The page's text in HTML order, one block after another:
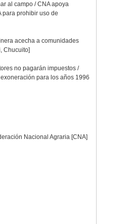
al campo / CNA apoya
para prohibir uso de
acecha a comunidades
Chucuito]
no pagarán impuestos /
para los años 1996
Nacional Agraria [CNA]